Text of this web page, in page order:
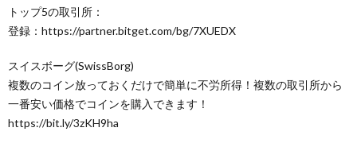
トップ5の取引所：
登録：https://partner.bitget.com/bg/7XUEDX
スイスボーグ(SwissBorg)
複数のコイン放っておくだけで簡単に不労所得！複数の取引所から
一番安い価格でコインを購入できます！
https://bit.ly/3zKH9ha